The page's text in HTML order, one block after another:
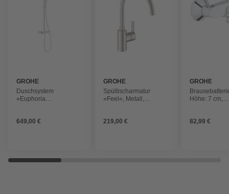
GROHE
Duschsystem
»Euphoria
cm, chromfarben
649,00 €
GROHE
Spültischarmatur
»Feel«, Metall,
219,00 €
GROHE
Höhe: 7 cm,
82,99 €